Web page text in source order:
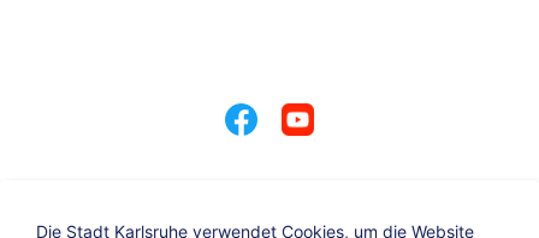
Die Stadt Karlsruhe verwendet Cookies, um die Website